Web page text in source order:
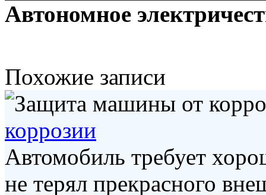
Автономное
Похожие записи
коррозии
Автомобиль требует
не терял прекрасного